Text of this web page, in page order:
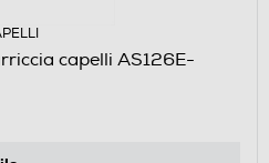
capelli AS126E-